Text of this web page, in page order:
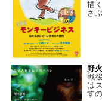
描
さ
野
戦
は
す